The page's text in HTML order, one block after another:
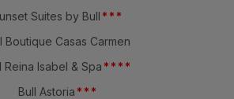
Suites by Bull * * *
Boutique Casas Carmen
Reina Isabel & Spa * * * *
Bull Astoria * * *